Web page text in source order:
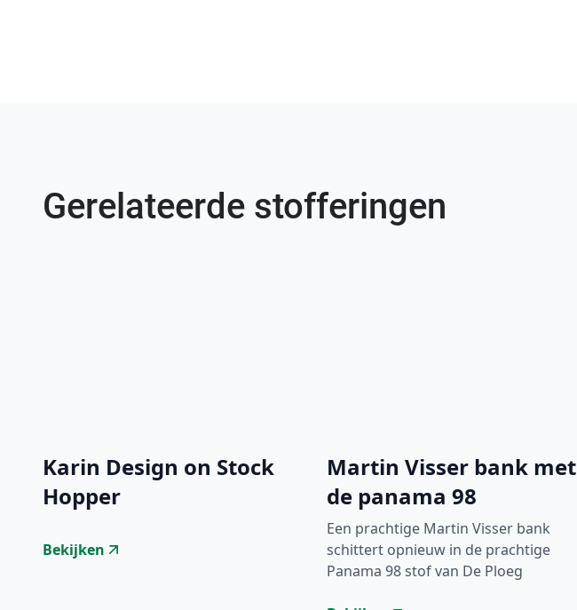
Gerelateerde stofferingen
Karin Design on Stock
Hopper
Bekijken
Martin Visser bank met
de panama 98
Een prachtige Martin Visser bank
schittert opnieuw in de prachtige
Panama 98 stof van De Ploeg